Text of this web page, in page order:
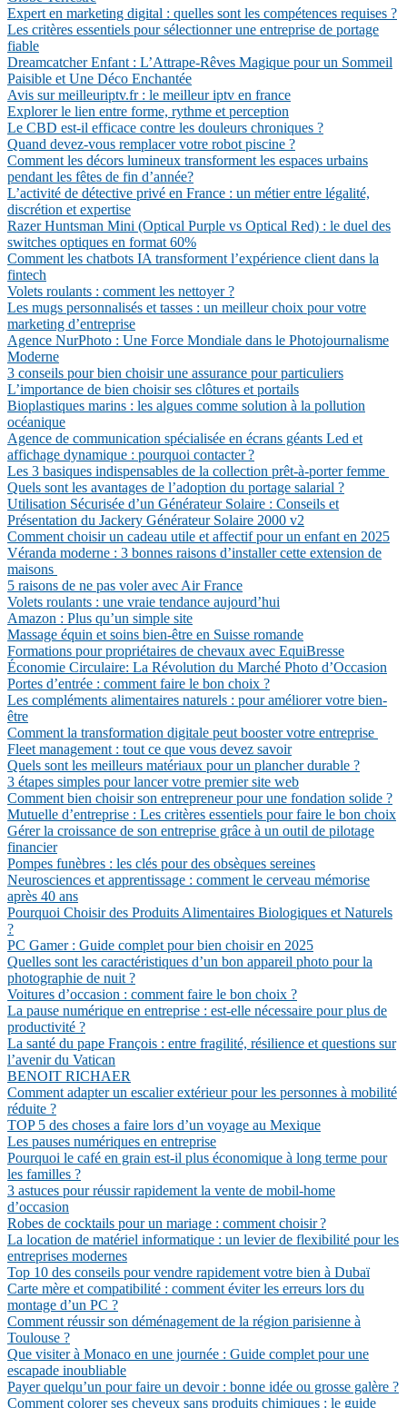
Expert en marketing digital : quelles sont les compétences requises ?
Les critères essentiels pour sélectionner une entreprise de portage
fiable
Dreamcatcher Enfant : L’Attrape-Rêves Magique pour un Sommeil
Paisible et Une Déco Enchantée
Avis sur meilleuriptv.fr : le meilleur iptv en france
Explorer le lien entre forme, rythme et perception
Le CBD est-il efficace contre les douleurs chroniques ?
Quand devez-vous remplacer votre robot piscine ?
Comment les décors lumineux transforment les espaces urbains
pendant les fêtes de fin d’année?
L’activité de détective privé en France : un métier entre légalité,
discrétion et expertise
Razer Huntsman Mini (Optical Purple vs Optical Red) : le duel des
switches optiques en format 60%
Comment les chatbots IA transforment l’expérience client dans la
fintech
Volets roulants : comment les nettoyer ?
Les mugs personnalisés et tasses : un meilleur choix pour votre
marketing d’entreprise
Agence NurPhoto : Une Force Mondiale dans le Photojournalisme
Moderne
3 conseils pour bien choisir une assurance pour particuliers
L’importance de bien choisir ses clôtures et portails
Bioplastiques marins : les algues comme solution à la pollution
océanique
Agence de communication spécialisée en écrans géants Led et
affichage dynamique : pourquoi contacter ?
Les 3 basiques indispensables de la collection prêt-à-porter femme
Quels sont les avantages de l’adoption du portage salarial ?
Utilisation Sécurisée d’un Générateur Solaire : Conseils et
Présentation du Jackery Générateur Solaire 2000 v2
Comment choisir un cadeau utile et affectif pour un enfant en 2025
Véranda moderne : 3 bonnes raisons d’installer cette extension de
maisons
5 raisons de ne pas voler avec Air France
Volets roulants : une vraie tendance aujourd’hui
Amazon : Plus qu’un simple site
Massage équin et soins bien-être en Suisse romande
Formations pour propriétaires de chevaux avec EquiBresse
Économie Circulaire: La Révolution du Marché Photo d’Occasion
Portes d’entrée : comment faire le bon choix ?
Les compléments alimentaires naturels : pour améliorer votre bien-
être
Comment la transformation digitale peut booster votre entreprise
Fleet management : tout ce que vous devez savoir
Quels sont les meilleurs matériaux pour un plancher durable ?
3 étapes simples pour lancer votre premier site web
Comment bien choisir son entrepreneur pour une fondation solide ?
Mutuelle d’entreprise : Les critères essentiels pour faire le bon choix
Gérer la croissance de son entreprise grâce à un outil de pilotage
financier
Pompes funèbres : les clés pour des obsèques sereines
Neurosciences et apprentissage : comment le cerveau mémorise
après 40 ans
Pourquoi Choisir des Produits Alimentaires Biologiques et Naturels
?
PC Gamer : Guide complet pour bien choisir en 2025
Quelles sont les caractéristiques d’un bon appareil photo pour la
photographie de nuit ?
Voitures d’occasion : comment faire le bon choix ?
La pause numérique en entreprise : est-elle nécessaire pour plus de
productivité ?
La santé du pape François : entre fragilité, résilience et questions sur
l’avenir du Vatican
BENOIT RICHAER
Comment adapter un escalier extérieur pour les personnes à mobilité
réduite ?
TOP 5 des choses a faire lors d’un voyage au Mexique
Les pauses numériques en entreprise
Pourquoi le café en grain est-il plus économique à long terme pour
les familles ?
3 astuces pour réussir rapidement la vente de mobil-home
d’occasion
Robes de cocktails pour un mariage : comment choisir ?
La location de matériel informatique : un levier de flexibilité pour les
entreprises modernes
Top 10 des conseils pour vendre rapidement votre bien à Dubaï
Carte mère et compatibilité : comment éviter les erreurs lors du
montage d’un PC ?
Comment réussir son déménagement de la région parisienne à
Toulouse ?
Que visiter à Monaco en une journée : Guide complet pour une
escapade inoubliable
Payer quelqu’un pour faire un devoir : bonne idée ou grosse galère ?
Comment colorer ses cheveux sans produits chimiques : le guide